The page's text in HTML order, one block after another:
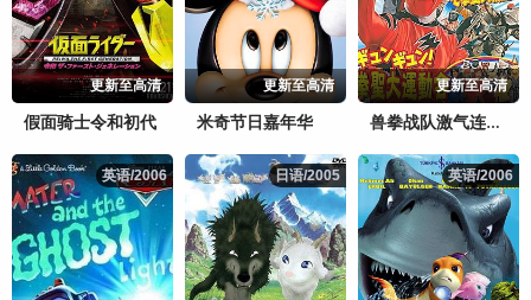
更新至高清
假面骑士令和初代
更新至高清
米奇节日嘉年华
更新至高清
兽拳战队激气连者 特别DVD gyungyun！拳圣大运动会
英语/2006
英语/2006 日语/2005
日语/2005 英语/2006
英语/2006